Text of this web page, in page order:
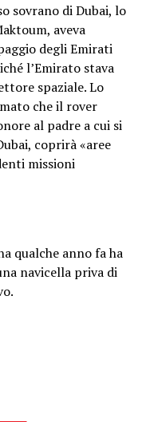
sovrano di Dubai, lo
aveva
degli Emirati
l’Emirato stava
spaziale. Lo
che il rover
al padre a cui si
coprirà «aree
missioni
qualche anno fa ha
navicella priva di